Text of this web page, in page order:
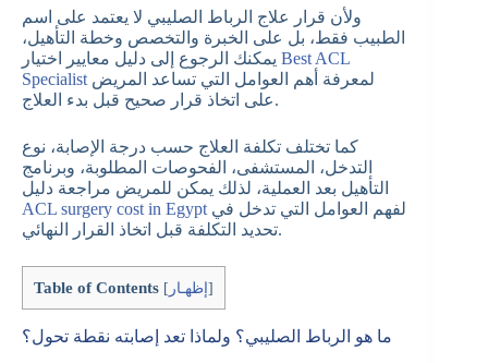
ولأن قرار علاج الرباط الصليبي لا يعتمد على اسم
الطبيب فقط، بل على الخبرة والتخصص وخطة التأهيل،
Best ACL
Specialist
على اتخاذ قرار صحيح قبل بدء العلاج.
كما تختلف تكلفة العلاج حسب درجة الإصابة، نوع
التدخل، المستشفى، الفحوصات المطلوبة، وبرنامج
التأهيل بعد العملية، لذلك يمكن للمريض مراجعة دليل
ACL surgery cost in Egypt
تحديد التكلفة قبل اتخاذ القرار النهائي.
Table of Contents [ إظهـار ]
ما هو الرباط الصليبي؟ ولماذا تعد إصابته نقطة تحول؟